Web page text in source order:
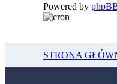
Powered by
STRONA